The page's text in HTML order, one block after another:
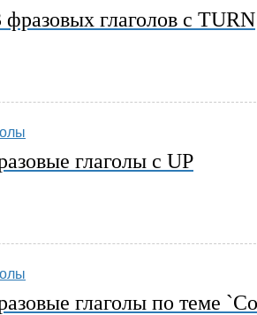
фразовых глаголов с TURN
глаголы с UP
глаголы по теме